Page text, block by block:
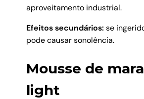
aproveitamento industrial.
Efeitos secundários:se
pode causar sonolência.
Mousse de
light